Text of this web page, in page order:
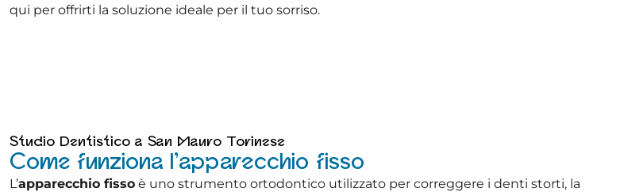
qui per offrirti la soluzione ideale per il tuo sorriso.
Studio Dentistico a San Mauro Torinese
Come funziona l'apparecchio fisso
L’apparecchio fisso è uno strumento ortodontico utilizzato per correggere i denti storti, la